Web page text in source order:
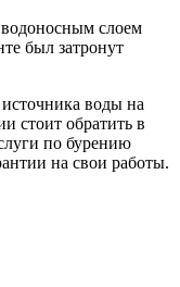
слоем
был затронут
воды на
стоит обратить в
по бурению
на свои работы.